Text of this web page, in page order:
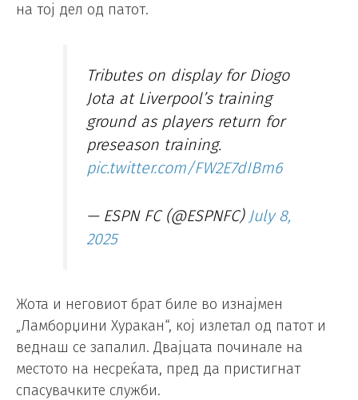
на тој дел од патот.
Tributes on display for Diogo
Jota at Liverpool’s training
ground as players return for
preseason training.
pic.twitter.com/FW2E7dIBm6
— ESPN FC (@ESPNFC) July 8,
2025
Жота и неговиот брат биле во изнајмен
„Ламборџини Хуракан“, кој излетал од патот и
веднаш се запалил. Двајцата починале на
местото на несреќата, пред да пристигнат
спасувачките служби.